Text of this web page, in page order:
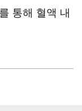
통해 혈액 내